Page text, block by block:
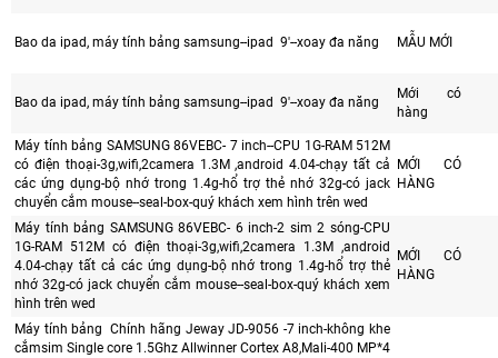
Bao da ipad, máy tính bảng samsung--ipad 9'--xoay đa năng MẪU MỚI
Bao da ipad, máy tính bảng samsung--ipad 9'--xoay đa năng
Mới có
hàng
Máy tính bảng SAMSUNG 86VEBC- 7 inch--CPU 1G-RAM 512M
có điện thoại-3g,wifi,2camera 1.3M ,android 4.04-chạy tất cả
các ứng dụng-bộ nhớ trong 1.4g-hổ trợ thẻ nhớ 32g-có jack
chuyển cắm mouse--seal-box-quý khách xem hình trên wed
MỚI CÓ
HÀNG
Máy tính bảng SAMSUNG 86VEBC- 6 inch-2 sim 2 sóng-CPU
1G-RAM 512M có điện thoại-3g,wifi,2camera 1.3M ,android
4.04-chạy tất cả các ứng dụng-bộ nhớ trong 1.4g-hổ trợ thẻ
nhớ 32g-có jack chuyển cắm mouse--seal-box-quý khách xem
hình trên wed
MỚI CÓ
HÀNG
Máy tính bảng Chính hãng Jeway JD-9056 -7 inch-không khe
cắmsim Single core 1.5Ghz Allwinner Cortex A8,Mali-400 MP*4